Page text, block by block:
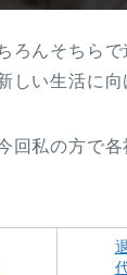
んそちらで
い生活に向
回私の方で